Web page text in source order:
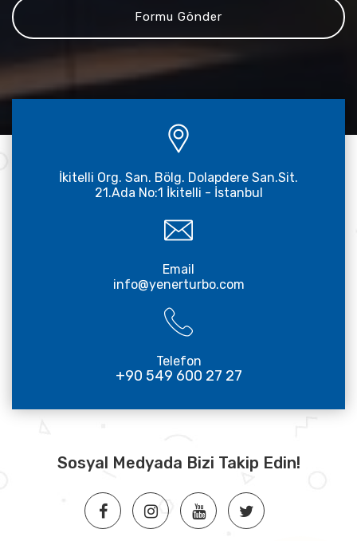
İkitelli Org. San. Bölg. Dolapdere San.Sit.
21.Ada No:1 İkitelli - İstanbul
Email
info@yenerturbo.com
Telefon
+90 549 600 27 27
Sosyal Medyada Bizi Takip Edin!